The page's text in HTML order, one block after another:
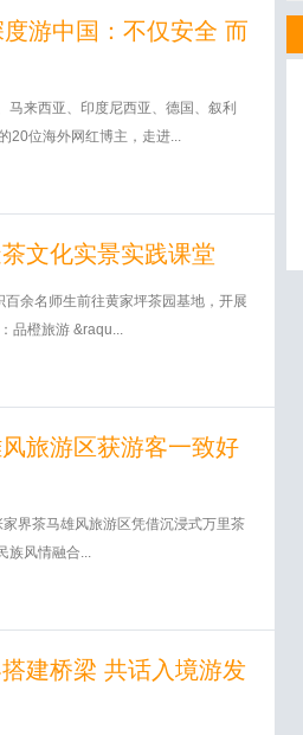
游中国：不仅安全 而
来西亚、印度尼西亚、德国、叙利
20位海外网红博主，走进...
文化实景实践课堂
余名师生前往黄家坪茶园基地，开展
品橙旅游 &raqu...
旅游区获游客一致好
界茶马雄风旅游区凭借沉浸式万里茶
族风情融合...
建桥梁 共话入境游发